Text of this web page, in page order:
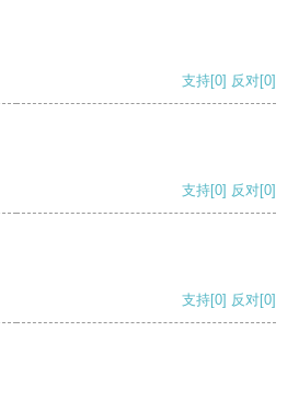
支持[0] 反对[0]
支持[0] 反对[0]
支持[0] 反对[0]